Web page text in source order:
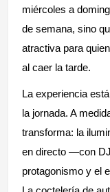
miércoles a
de semana, sino
atractiva para
al caer la tarde.
La experiencia
la jornada. A
transforma: la
en directo —con
protagonismo y el